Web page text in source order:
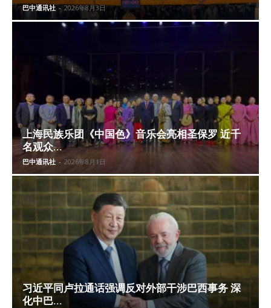
巴中通讯社 - 2026年8月3日
上海民族乐团《中国色》音乐会亮相圣保罗 近千
名观众...
巴中通讯社 - 2026年8月1日
习近平同卢拉通话强调反对外部干涉巴西事务 深
化中巴...